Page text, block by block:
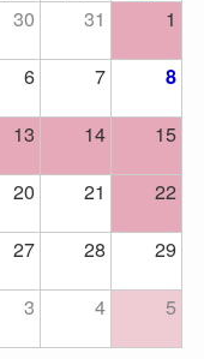
30 31
1
6 7 8
13 14
15
20 21
22
27 28
29
3 4 5